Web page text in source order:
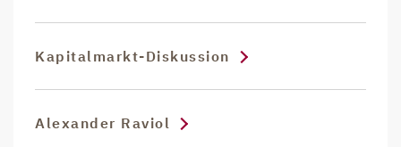
Kapitalmarkt-Diskussion
Alexander Raviol